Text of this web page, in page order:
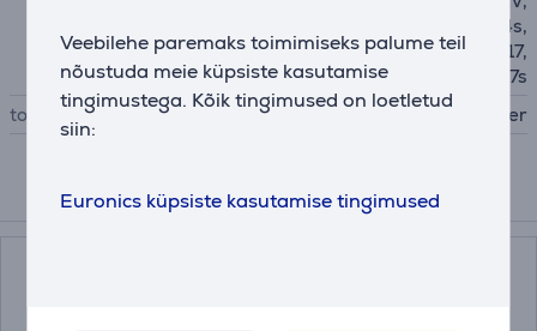
Veebilehe paremaks toimimiseks palume teil
nõustuda meie küpsiste kasutamise
tingimustega. Kõik tingimused on loetletud
siin:
Euronics küpsiste kasutamise tingimused
J14, J14s, J17, J17s, KD144s,
KE14s, RH127, RH137, RL417,
RL425, X14, X14s, X17, X17s
tootja
Brother
Kokkusobivad tooted